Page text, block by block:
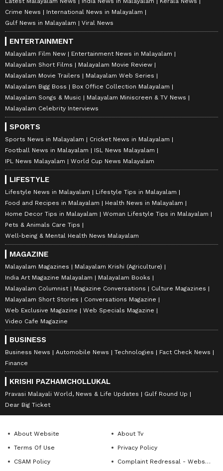
Crime News
International News in Malayalam
Gulf News in Malayalam
Viral News
ENTERTAINMENT
Malayalam Film New
Entertainment News in Malayalam
Malayalam Short Films
Malayalam Movie Review
Malayalam Movie Trailers
Malayalam Web Series
Malayalam Bigg Boss
Box Office Collection Malayalam
Malayalam Songs & Music
Malayalam Miniscreen & TV News
Malayalam Celebrity Interviews
SPORTS
Sports News in Malayalam
Cricket News in Malayalam
Football News in Malayalam
ISL News Malayalam
IPL News Malayalam
World Cup News Malayalam
LIFESTYLE
Lifestyle News in Malayalam
Lifestyle Tips in Malayalam
Food and Recipes in Malayalam
Health News in Malayalam
Home Decor Tips in Malayalam
Woman Lifestyle Tips in Malayalam
Pets & Animals Care Tips
Well-being & Mental Health News Malayalam
MAGAZINE
Malayalam Magazines
Malayalam Krishi (Agriculture)
India Art Magazine Malayalam
Malayalam Books
Malayalam Columnist
Magazine Conversations
Culture Magazines
Malayalam Short Stories
Conversations Magazine
Web Exclusive Magazine
Web Specials Magazine
Video Cafe Magazine
BUSINESS
Business News Automobile News Technologies
Fact Check News
Finance
KRISHI PAZHAMCHOLLUKAL
Pravasi Malayali World, News & Life Updates
Gulf Round Up
Dear Big Ticket
About Website
About Tv
Terms Of Use
Privacy Policy
CSAM Policy
Complaint Redressal - Website